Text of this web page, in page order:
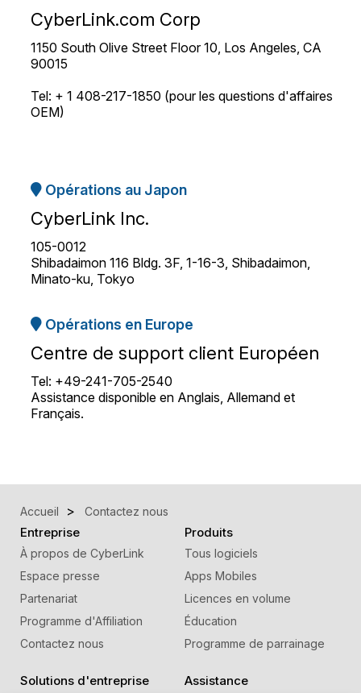
CyberLink.com Corp
1150 South Olive Street Floor 10, Los Angeles, CA
90015
Tel: + 1 408-217-1850 (pour les questions d'affaires
OEM)
Opérations au Japon
CyberLink Inc.
105-0012
Shibadaimon 116 Bldg. 3F, 1-16-3, Shibadaimon,
Minato-ku, Tokyo
Opérations en Europe
Centre de support client Européen
Tel: +49-241-705-2540
Assistance disponible en Anglais, Allemand et
Français.
Accueil Contactez nous
Entreprise
À propos de CyberLink
Espace presse
Partenariat
Programme d'Affiliation
Contactez nous
Produits
Tous logiciels
Apps Mobiles
Licences en volume
Éducation
Programme de parrainage
Solutions d'entreprise Assistance